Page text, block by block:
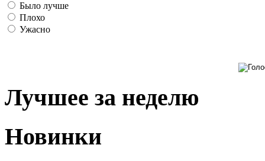
Было лучше
Плохо
Ужасно
Лучшее за неделю
Новинки